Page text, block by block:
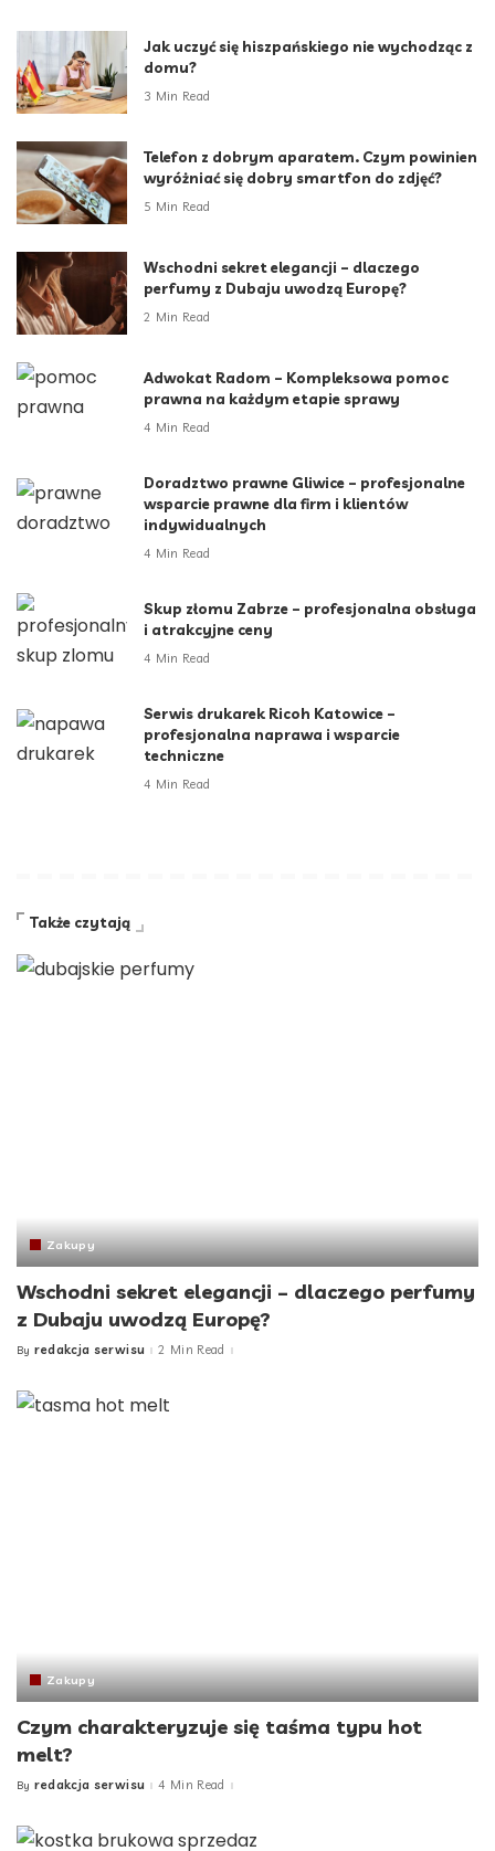
Jak uczyć się hiszpańskiego nie wychodząc z
domu?
3 Min Read
Telefon z dobrym aparatem. Czym powinien
wyróżniać się dobry smartfon do zdjęć?
5 Min Read
Wschodni sekret elegancji – dlaczego
perfumy z Dubaju uwodzą Europę?
2 Min Read
Adwokat Radom – Kompleksowa pomoc
prawna na każdym etapie sprawy
4 Min Read
Doradztwo prawne Gliwice – profesjonalne
wsparcie prawne dla firm i klientów
indywidualnych
4 Min Read
Skup złomu Zabrze – profesjonalna obsługa
i atrakcyjne ceny
4 Min Read
Serwis drukarek Ricoh Katowice –
profesjonalna naprawa i wsparcie
techniczne
4 Min Read
Także czytają
Zakupy
Wschodni sekret elegancji – dlaczego perfumy
z Dubaju uwodzą Europę?
Posted
By redakcja serwisu 2 Min Read
Zakupy
Czym charakteryzuje się taśma typu hot
melt?
Posted
By redakcja serwisu 4 Min Read